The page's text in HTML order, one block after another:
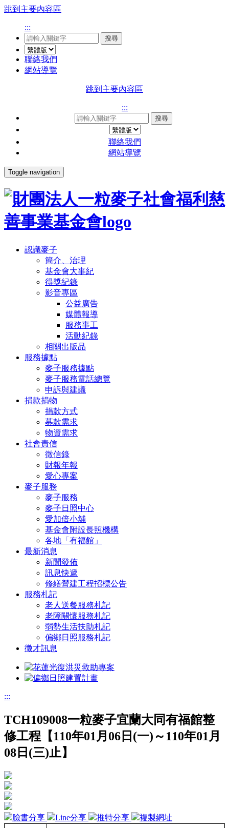
跳到主要內容區
:::
搜尋
聯絡我們
網站導覽
跳到主要內容區
:::
搜尋
聯絡我們
網站導覽
Toggle navigation
認識麥子
簡介、治理
基金會大事紀
得獎紀錄
影音專區
公益廣告
媒體報導
服務事工
活動紀錄
相關出版品
服務據點
麥子服務據點
麥子服務電話總覽
申訴與建議
捐款捐物
捐款方式
募款需求
物資需求
社會責信
徵信錄
財報年報
愛心專案
麥子服務
麥子服務
麥子日照中心
愛加倍小舖
基金會附設長照機構
各地「有福館」
最新消息
新聞發佈
訊息快遞
修繕營建工程招標公告
服務札記
老人送餐服務札記
老障關懷服務札記
弱勢生活扶助札記
偏鄉日照服務札記
徵才訊息
:::
TCH109008一粒麥子宜蘭大同有福館整
修工程【110年01月06日(一)～110年01月
08日(三)止】
臉書分享 Line分享 推特分享 複製網址